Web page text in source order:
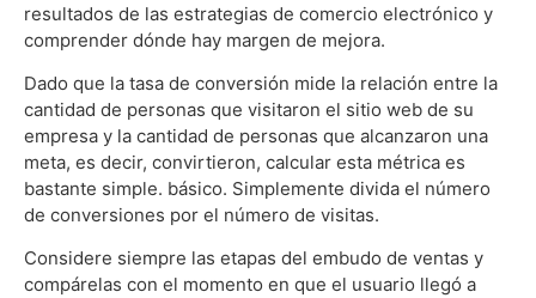
resultados de las estrategias de comercio electrónico y
comprender dónde hay margen de mejora.
Dado que la tasa de conversión mide la relación entre la
cantidad de personas que visitaron el sitio web de su
empresa y la cantidad de personas que alcanzaron una
meta, es decir, convirtieron, calcular esta métrica es
bastante simple. básico. Simplemente divida el número
de conversiones por el número de visitas.
Considere siempre las etapas del embudo de ventas y
compárelas con el momento en que el usuario llegó a